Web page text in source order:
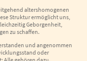
altershomogenen
Struktur ermöglicht uns,
Geborgenheit,
zu schaffen.
und angenommen
oder